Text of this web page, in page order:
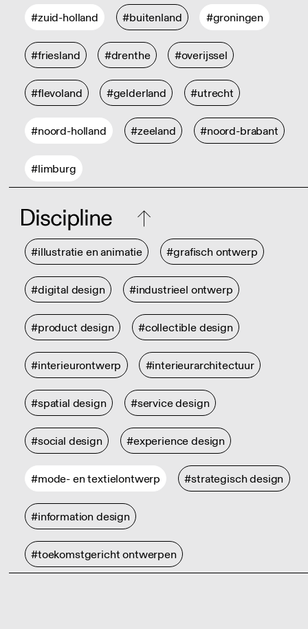
#zuid-holland #buitenland #groningen
#friesland #drenthe #overijssel
#flevoland #gelderland #utrecht
#noord-holland #zeeland #noord-brabant
#limburg
Discipline
#illustratie en animatie #grafisch ontwerp
#digital design #industrieel ontwerp
#product design #collectible design
#interieurontwerp #interieurarchitectuur
#spatial design #service design
#social design #experience design
#mode- en textielontwerp #strategisch design
#information design
#toekomstgericht ontwerpen